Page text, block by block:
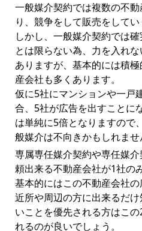
一般媒介契約では複数の不
り、競争をして販売をしてい
しかし、一般媒介契約では
とは限らない為、力を入れ
ありますが、基本的には積
産会社も多くあります。
仮に5社にマンションや一戸
合、5社が広告を出すことに
は単純に5倍となりますので
般媒介は不向きかもしれませ
専属専任媒介契約や専任媒
頼出来る不動産会社が1社の
基本的にはこの不動産会社の
近所や周辺の方に出来るだ
いことを優先される方はこ
れるのが良いでしょう。